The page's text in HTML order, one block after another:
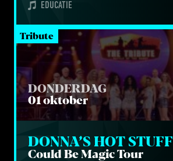
EDUCATIE
Tribute
DONDERDAG
01 oktober
DON­NA’S HOT STUFF
Could Be Magic Tour